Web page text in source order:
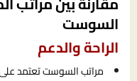
السوست
الراحة والدعم
مراتب السوست تعتمد على